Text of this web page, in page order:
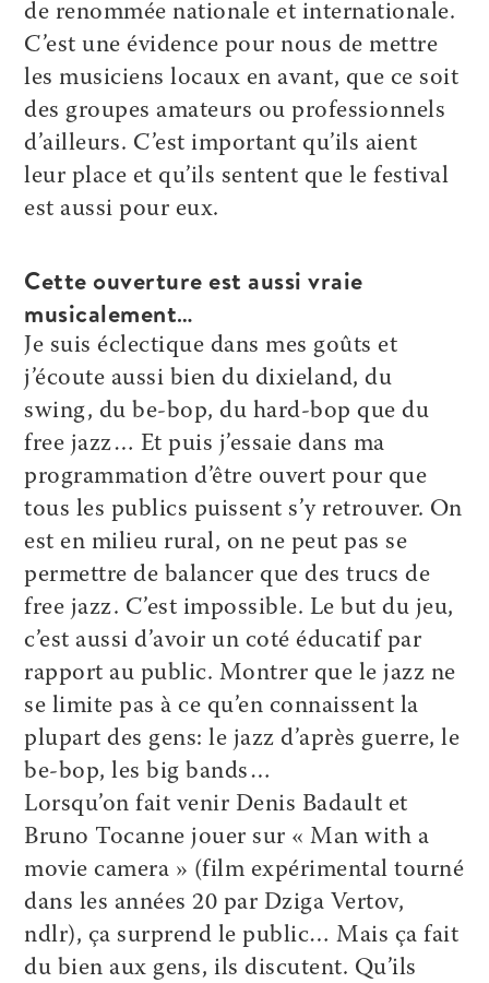
de renommée nationale et internationale.
C’est une évidence pour nous de mettre
les musiciens locaux en avant, que ce soit
des groupes amateurs ou professionnels
d’ailleurs. C’est important qu’ils aient
leur place et qu’ils sentent que le festival
est aussi pour eux.
Cette ouverture est aussi vraie
musicalement…
Je suis éclectique dans mes goûts et
j’écoute aussi bien du dixieland, du
swing, du be-bop, du hard-bop que du
free jazz… Et puis j’essaie dans ma
programmation d’être ouvert pour que
tous les publics puissent s’y retrouver. On
est en milieu rural, on ne peut pas se
permettre de balancer que des trucs de
free jazz. C’est impossible. Le but du jeu,
c’est aussi d’avoir un coté éducatif par
rapport au public. Montrer que le jazz ne
se limite pas à ce qu’en connaissent la
plupart des gens: le jazz d’après guerre, le
be-bop, les big bands…
Lorsqu’on fait venir Denis Badault et
Bruno Tocanne jouer sur « Man with a
movie camera » (film expérimental tourné
dans les années 20 par Dziga Vertov,
ndlr), ça surprend le public… Mais ça fait
du bien aux gens, ils discutent. Qu’ils